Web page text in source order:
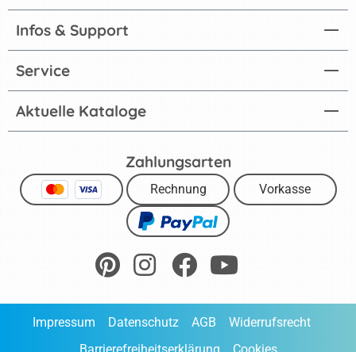
Aktuelle Kataloge
Infos & Support
Service
Zahlungsarten
Rechnung Vorkasse
Impressum Datenschutz AGB
Widerrufsrecht